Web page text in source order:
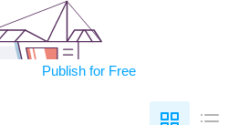
Publish for Free